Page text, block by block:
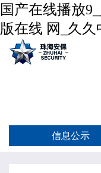
国产在线播放
版在线 网_久
信息公示